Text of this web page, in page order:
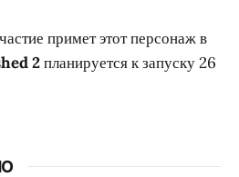
примет этот персонаж в
2планируется к запуску 26